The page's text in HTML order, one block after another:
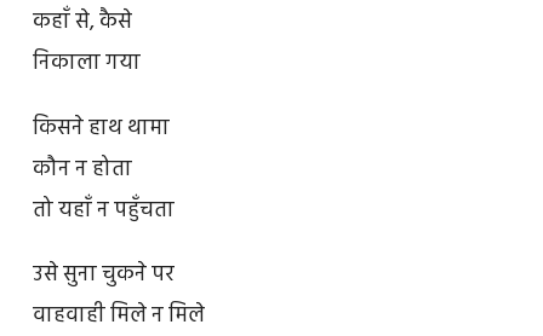
कहाँ से, कैसे
निकाला गया
किसने हाथ थामा
कौन न होता
तो यहाँ न पहुँचता
उसे सुना चुकने पर
वाहवाही मिले न मिले